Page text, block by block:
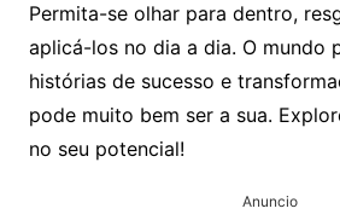
Permita-se olhar para dentro,
aplicá-los no dia a dia. O mundo
histórias de sucesso e
pode muito bem ser a sua.
no seu potencial!
Anuncio